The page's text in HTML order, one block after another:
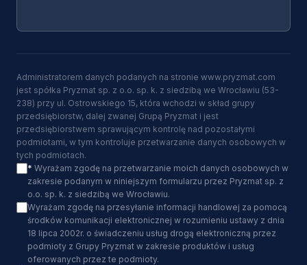
Administratorem danych podanych na stronie www.pryzmat.com
jest spółka Pryzmat sp. z o.o. sp. k. z siedzibą we Wrocławiu (53-
238) przy ul. Ostrowskiego 15, która wchodzi w skład grupy
przedsiębiorstw, dalej zwanej Grupą Pryzmat i jest
przedsiębiorstwem sprawującym kontrolę nad pozostałymi
podmiotami, w tym kontroluje przetwarzanie danych osobowych w
tych podmiotach.
* Wyrażam zgodę na przetwarzanie moich danych osobowych w
zakresie podanym w niniejszym formularzu przez Pryzmat sp. z
o.o. sp. k. z siedzibą we Wrocławiu.
Wyrażam zgodę na przesyłanie informacji handlowej za pomocą
środków komunikacji elektronicznej w rozumieniu ustawy z dnia
18 lipca 2002r. o świadczeniu usług drogą elektroniczną przez
podmioty z Grupy Pryzmat w zakresie produktów i usług
oferowanych przez te podmioty.